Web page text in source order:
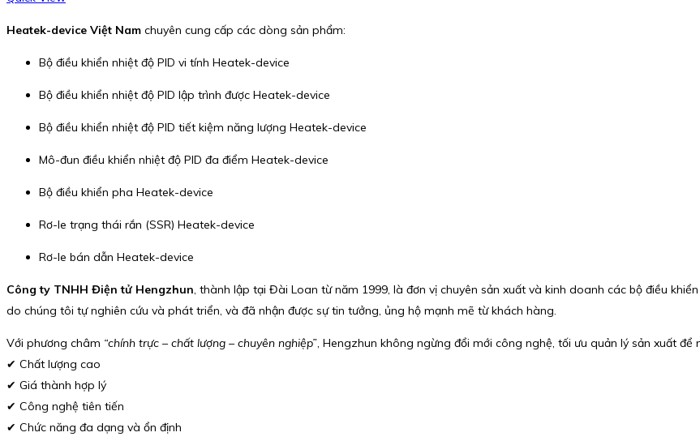
Heatek-device Việt Nam chuyên cung cấp các dòng sản phẩm:
Bộ điều khiển nhiệt độ PID vi tính Heatek-device
Bộ điều khiển nhiệt độ PID lập trình được Heatek-device
Bộ điều khiển nhiệt độ PID tiết kiệm năng lượng Heatek-device
Mô-đun điều khiển nhiệt độ PID đa điểm Heatek-device
Bộ điều khiển pha Heatek-device
Rơ-le trạng thái rắn (SSR) Heatek-device
Rơ-le bán dẫn Heatek-device
Công ty TNHH Điện tử Hengzhun , thành lập tại Đài Loan từ năm 1999, là đơn vị chuyên sản xuất và kinh doanh các bộ điều
do chúng tôi tự nghiên cứu và phát triển, và đã nhận được sự tin tưởng, ủng hộ mạnh mẽ từ khách hàng.
Với phương châm “chính trực – chất lượng – chuyên nghiệp” , Hengzhun không ngừng đổi mới công nghệ, tối ưu quản lý sản xuất
✔ Chất lượng cao
✔ Giá thành hợp lý
✔ Công nghệ tiên tiến
✔ Chức năng đa dạng và ổn định